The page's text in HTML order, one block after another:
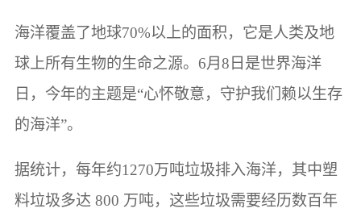
海洋覆盖了地球70%以上的面积，它是人类及地
球上所有生物的生命之源。6月8日是世界海洋
日，今年的主题是“心怀敬意，守护我们赖以生存
的海洋”。
据统计，每年约1270万吨垃圾排入海洋，其中塑
料垃圾多达 800 万吨，这些垃圾需要经历数百年